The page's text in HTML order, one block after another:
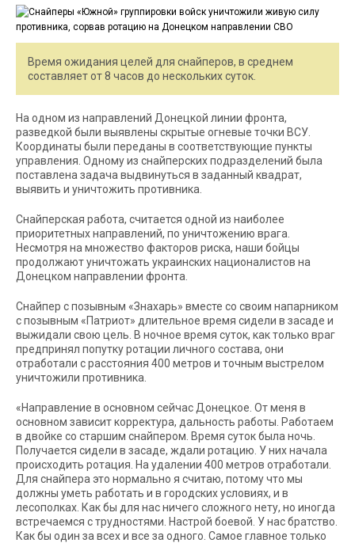
Время ожидания целей для снайперов, в среднем
составляет от 8 часов до нескольких суток.
На одном из направлений Донецкой линии фронта,
разведкой были выявлены скрытые огневые точки ВСУ.
Координаты были переданы в соответствующие пункты
управления. Одному из снайперских подразделений была
поставлена задача выдвинуться в заданный квадрат,
выявить и уничтожить противника.
Снайперская работа, считается одной из наиболее
приоритетных направлений, по уничтожению врага.
Несмотря на множество факторов риска, наши бойцы
продолжают уничтожать украинских националистов на
Донецком направлении фронта.
Снайпер с позывным «Знахарь» вместе со своим напарником
с позывным «Патриот» длительное время сидели в засаде и
выжидали свою цель. В ночное время суток, как только враг
предпринял попутку ротации личного состава, они
отработали с расстояния 400 метров и точным выстрелом
уничтожили противника.
«Направление в основном сейчас Донецкое. От меня в
основном зависит корректура, дальность работы. Работаем
в двойке со старшим снайпером. Время суток была ночь.
Получается сидели в засаде, ждали ротацию. У них начала
происходить ротация. На удалении 400 метров отработали.
Для снайпера это нормально я считаю, потому что мы
должны уметь работать и в городских условиях, и в
лесополках. Как бы для нас ничего сложного нету, но иногда
встречаемся с трудностями. Настрой боевой. У нас братство.
Как бы один за всех и все за одного. Самое главное только